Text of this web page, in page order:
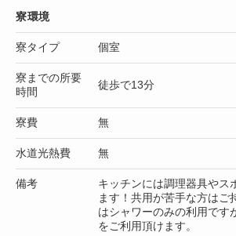
寮環境
寮タイプ 個室
寮までの所要
時間
徒歩で13分
寮費 無
水道光熱費 無
備考
キッチンには調理器具やス
ます！共用が苦手な方はご
はシャワーのみの利用です
をご利用頂けます。